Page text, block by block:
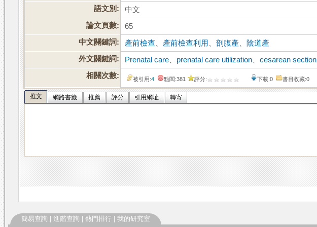
語文別:
中文
論文頁數:
65
中文關鍵詞:
產前檢查 產前檢查利用 、剖腹產
陰道產
外文關鍵詞:
Prenatal care prenatal care utilization 、cesarean section
相關次數:
被引用:4 點閱:381 評分: 下載:0 書目收藏:0
推文 網路書籤 推薦 評分 引用網址 轉寄
簡易查詢 進階查詢 熱門排行 我的研究室